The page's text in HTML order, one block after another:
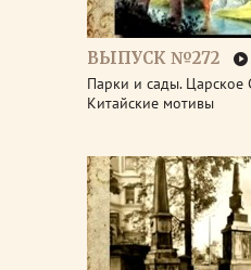
ВЫПУСК №272
Парки и сады. Царское
Китайские мотивы